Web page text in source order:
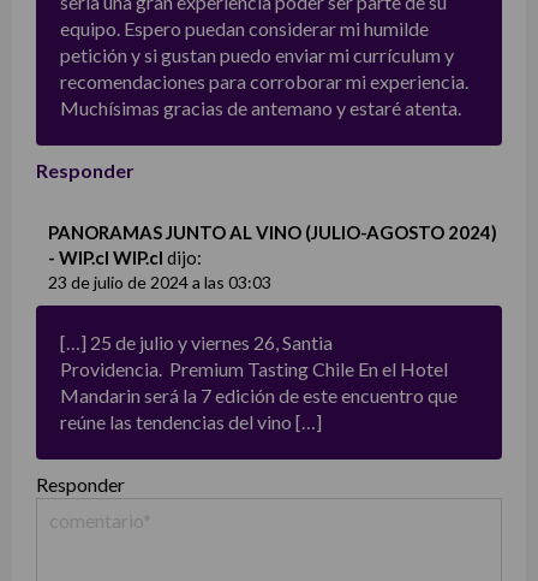
equipo. Espero puedan considerar mi humilde
petición y si gustan puedo enviar mi currículum y
recomendaciones para corroborar mi experiencia.
Muchísimas gracias de antemano y estaré atenta.
Responder
PANORAMAS JUNTO AL VINO (JULIO-AGOSTO 2024)
- WIP.cl WIP.cl dijo:
23 de julio de 2024 a las 03:03
[…] 25 de julio y viernes 26, Santia
Providencia. Premium Tasting Chile En el Hotel
Mandarin será la 7 edición de este encuentro que
reúne las tendencias del vino […]
Responder